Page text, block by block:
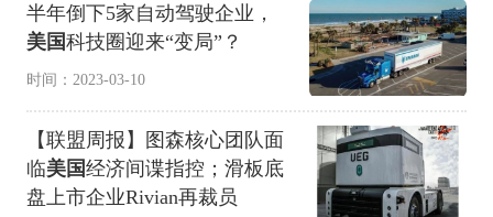
半年倒下5家自动驾驶企业，
美国科技圈迎来“变局”？
时间：2023-03-10
【联盟周报】图森核心团队面
临美国经济间谍指控；滑板底
盘上市企业Rivian再裁员